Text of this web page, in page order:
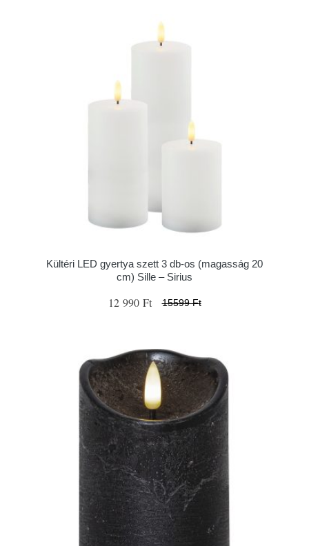
Kültéri LED gyertya szett 3 db-os (magasság 20
cm) Sille – Sirius
12 990 Ft 15599 Ft